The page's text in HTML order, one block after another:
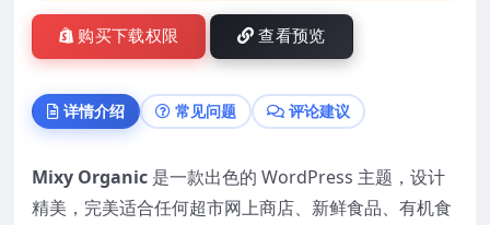
购买下载权限 查看预览
详情介绍 常见问题 评论建议
Mixy Organic 是一款出色的 WordPress 主题，设计
精美，完美适合任何超市网上商店、新鲜食品、有机食